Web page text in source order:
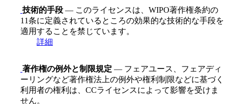
技術的手段 — このライセンスは、WIPO著作権条約の
11条に定義されているところの効果的な技術的な手段を
適用することを禁じています。
詳細
著作権の例外と制限規定 — フェアユース、フェアディ
ーリングなど著作権法上の例外や権利制限などに基づく
利用者の権利は、CCライセンスによって影響を受けま
せん。